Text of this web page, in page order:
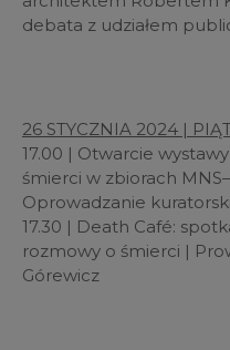
debata z udziałem
26 STYCZNIA 2024 |
17.00 | Otwarcie
śmierci w zbiorach
Oprowadzanie
17.30 | Death Café:
rozmowy o śmierci |
Górewicz